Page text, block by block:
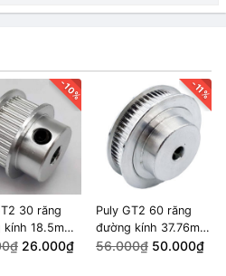
-10%
30 răng
kính 18.5mm
26.000₫
-11%
Puly GT2 60 răng
đường kính 37.76mm
trục 6mm
56.000₫ 50.000₫